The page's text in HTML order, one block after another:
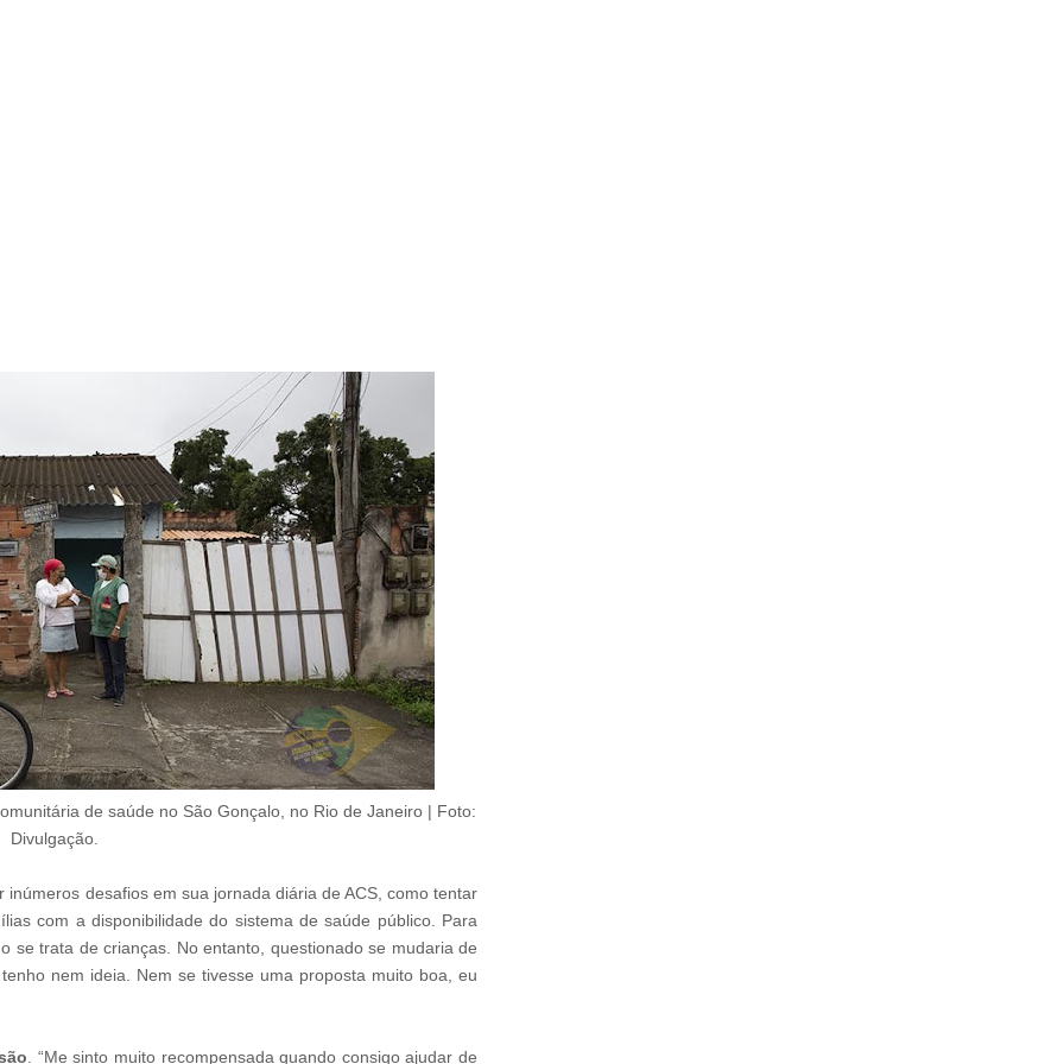
de saúde no São Gonçalo, no Rio de Janeiro | Foto:
Divulgação.
desafios em sua jornada diária de ACS, como tentar
com a disponibilidade do sistema de saúde público. Para
se trata de crianças. No entanto, questionado se mudaria de
nem ideia. Nem se tivesse uma proposta muito boa, eu
. “Me sinto muito recompensada quando consigo ajudar de